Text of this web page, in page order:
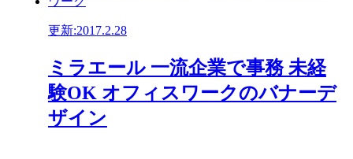
更新:2017.2.28
ミラエール 一流企業で事務 未経
験OK オフィスワークのバナーデ
ザイン